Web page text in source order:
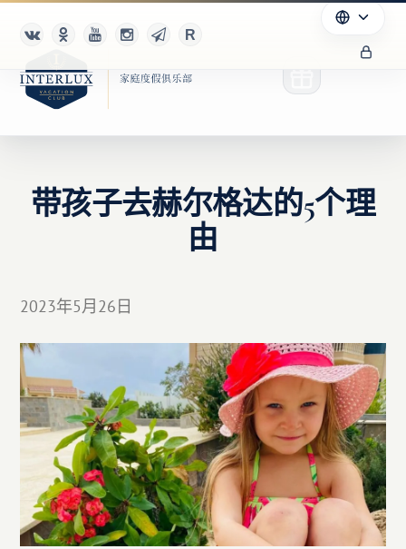
俱乐部
合作伙伴
Благотворительность
带孩子去赫尔格达的5个理
由
2023年5月26日